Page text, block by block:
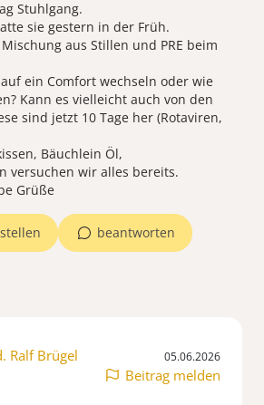
Stuhlgang.
sie gestern in der Früh.
aus Stillen und PRE beim
ein Comfort wechseln oder wie
Kann es vielleicht auch von den
sind jetzt 10 Tage her (Rotaviren,
Bäuchlein Öl,
versuchen wir alles bereits.
Grüße
beantworten
Ralf Brügel 05.06.2026
Beitrag melden